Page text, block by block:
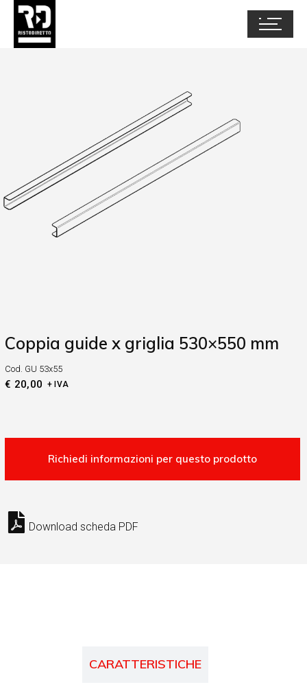
Coppia guide x griglia 530×550 mm
Cod. GU 53x55
€ 20,00 + IVA
Download scheda PDF
CARATTERISTICHE